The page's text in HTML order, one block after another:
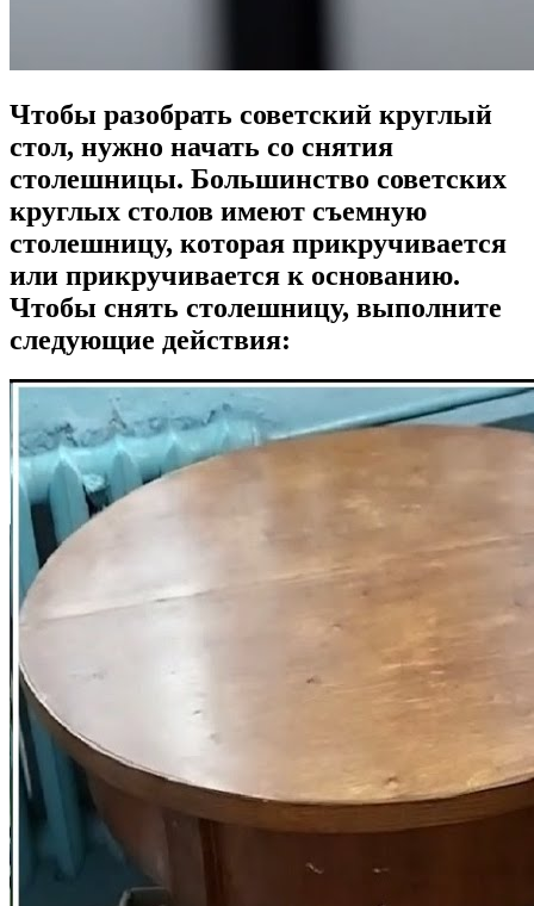
Чтобы разобрать советский круглый
стол, нужно начать со снятия
столешницы. Большинство советских
круглых столов имеют съемную
столешницу, которая прикручивается
или прикручивается к основанию.
Чтобы снять столешницу, выполните
следующие действия: